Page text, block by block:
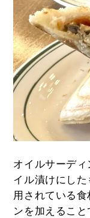
オイルサーデ
イル漬けにし
用されている
ンを加えるこ